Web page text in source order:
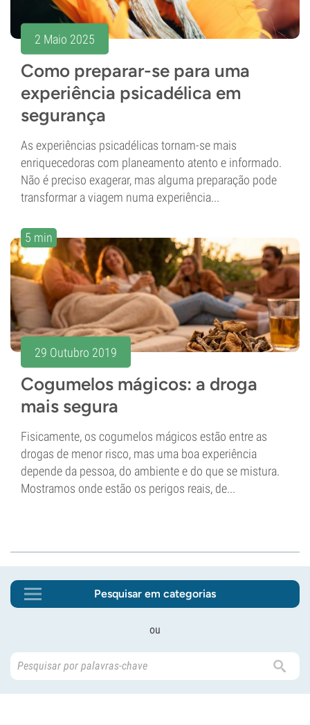
2 Maio 2025
Como preparar-se para uma
experiência psicadélica em
segurança
As experiências psicadélicas tornam-se mais
enriquecedoras com planeamento atento e informado.
Não é preciso exagerar, mas alguma preparação pode
transformar a viagem numa experiência...
5 min
29 Outubro 2019
Cogumelos mágicos: a droga
mais segura
Fisicamente, os cogumelos mágicos estão entre as
drogas de menor risco, mas uma boa experiência
depende da pessoa, do ambiente e do que se mistura.
Mostramos onde estão os perigos reais, de...
Pesquisar em categorias
ou